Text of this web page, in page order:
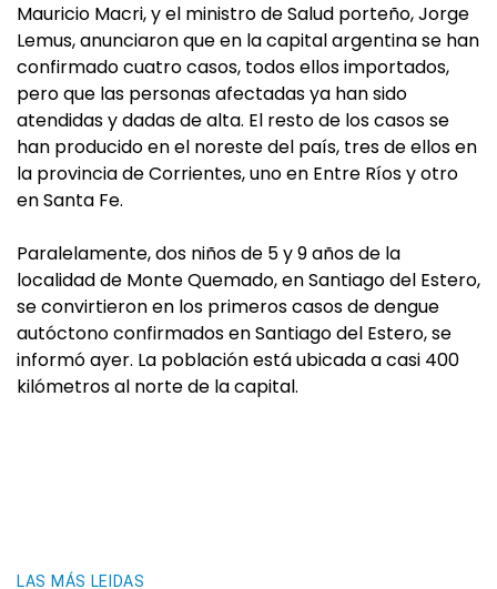
Mauricio Macri, y el ministro de Salud porteño, Jorge
Lemus, anunciaron que en la capital argentina se han
confirmado cuatro casos, todos ellos importados,
pero que las personas afectadas ya han sido
atendidas y dadas de alta. El resto de los casos se
han producido en el noreste del país, tres de ellos en
la provincia de Corrientes, uno en Entre Ríos y otro
en Santa Fe.
Paralelamente, dos niños de 5 y 9 años de la
localidad de Monte Quemado, en Santiago del Estero,
se convirtieron en los primeros casos de dengue
autóctono confirmados en Santiago del Estero, se
informó ayer. La población está ubicada a casi 400
kilómetros al norte de la capital.
LAS MÁS LEIDAS